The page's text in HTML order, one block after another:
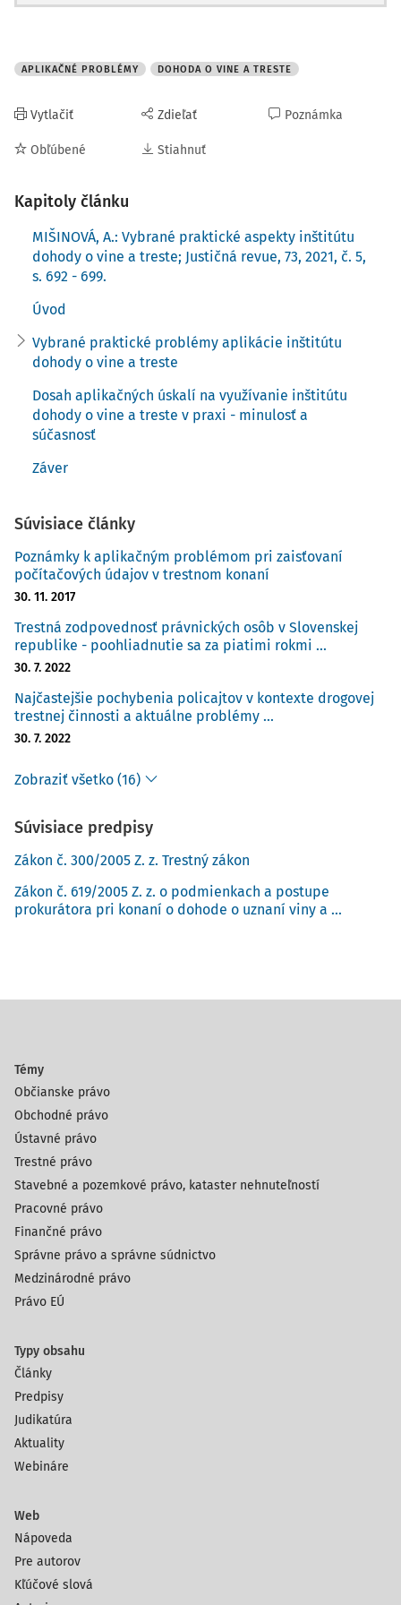
APLIKAČNÉ PROBLÉMY DOHODA O VINE A TRESTE
Vytlačiť
Obľúbené
Zdieľať
Stiahnuť
Poznámka
Kapitoly článku
MIŠINOVÁ, A.: Vybrané praktické aspekty inštitútu
dohody o vine a treste; Justičná revue, 73, 2021, č. 5,
s. 692 - 699.
Úvod
Vybrané praktické problémy aplikácie inštitútu
dohody o vine a treste
Dosah aplikačných úskalí na využívanie inštitútu
dohody o vine a treste v praxi - minulosť a
súčasnosť
Záver
Súvisiace články
Poznámky k aplikačným problémom pri zaisťovaní
počítačových údajov v trestnom konaní
30. 11. 2017
Trestná zodpovednosť právnických osôb v Slovenskej
republike - poohliadnutie sa za piatimi rokmi ...
30. 7. 2022
Najčastejšie pochybenia policajtov v kontexte drogovej
trestnej činnosti a aktuálne problémy ...
30. 7. 2022
Zobraziť všetko (16)
Súvisiace predpisy
Zákon č. 300/2005 Z. z. Trestný zákon
Zákon č. 619/2005 Z. z. o podmienkach a postupe
prokurátora pri konaní o dohode o uznaní viny a ...
Témy
Občianske právo
Obchodné právo
Ústavné právo
Trestné právo
Stavebné a pozemkové právo, kataster nehnuteľností
Pracovné právo
Finančné právo
Správne právo a správne súdnictvo
Medzinárodné právo
Právo EÚ
Typy obsahu
Články
Predpisy
Judikatúra
Aktuality
Webináre
Web
Nápoveda
Pre autorov
Kľúčové slová